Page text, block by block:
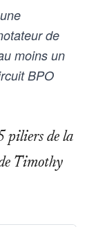
de
moins un
BPO
piliers de la
Timothy